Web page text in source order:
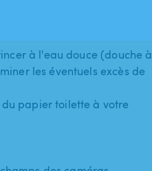
à l'eau douce (douche à
les éventuels excès de
papier toilette à votre